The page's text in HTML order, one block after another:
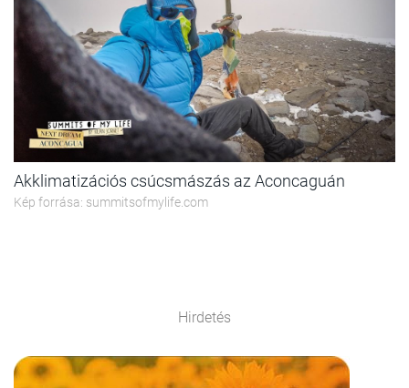
Akklimatizációs csúcsmászás az Aconcaguán
Kép forrása: summitsofmylife.com
Hirdetés